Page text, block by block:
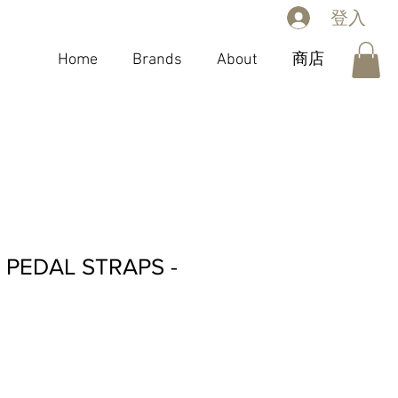
登入
Home Brands About 商店
PEDAL STRAPS -